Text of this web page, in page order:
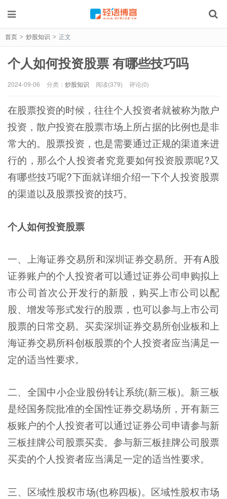
首页 > 炒股知识 > 正文
个人如何投资股票 有哪些技巧吗
2024-09-06 分类： 炒股知识 阅读(379) 评论(0)
在股票投资的时候，往往个人投资者就被称为散户
投资，散户投资在股票市场上所占据的比例也是非
常大的。股票投资，也是需要通过正规的渠道来进
行的，那么个人投资者究竟要如何投资股票呢?又
有哪些技巧呢?下面就详细介绍一下个人投资股票
的渠道以及股票投资的技巧。
个人如何投资股票
一、上海证券交易所和深圳证券交易所。开有A股
证券账户的个人投资者可以通过证券公司申购拟上
市公司首次公开发行的新股，购买上市公司以配
股、增发等形式发行的股票，也可以参与上市公司
股票的日常交易。买卖深圳证券交易所创业板和上
海证券交易所科创板股票的个人投资者应当满足一
定的适当性要求。
二、全国中小企业股份转让系统(新三板)。新三板
是经国务院批准的全国性证券交易场所，开有新三
板账户的个人投资者可以通过证券公司申请参与新
三板挂牌公司股票买卖。参与新三板挂牌公司股票
买卖的个人投资者应当满足一定的适当性要求。
三、区域性股权市场(也称四板)。区域性股权市场